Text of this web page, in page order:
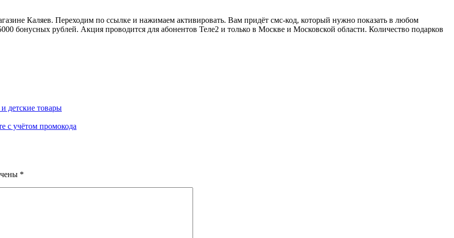
Каляев. Переходим по ссылке и нажимаем активировать. Вам придёт смс-код, который нужно показать в любом
бонусных рублей. Акция проводится для абонентов Теле2 и только в Москве и Московской области. Количество подарков
детские товары
с учётом промокода
*